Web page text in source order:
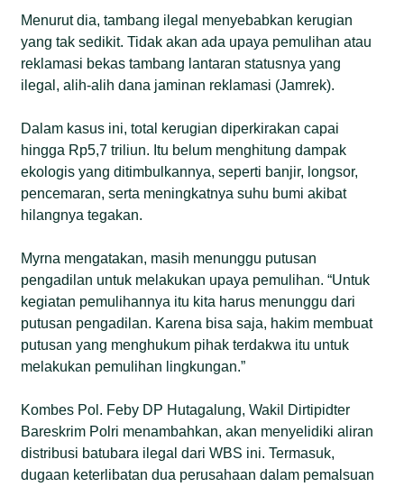
Menurut dia, tambang ilegal menyebabkan kerugian
yang tak sedikit. Tidak akan ada upaya pemulihan atau
reklamasi bekas tambang lantaran statusnya yang
ilegal, alih-alih dana jaminan reklamasi (Jamrek).
Dalam kasus ini, total kerugian diperkirakan capai
hingga Rp5,7 triliun. Itu belum menghitung dampak
ekologis yang ditimbulkannya, seperti banjir, longsor,
pencemaran, serta meningkatnya suhu bumi akibat
hilangnya tegakan.
Myrna mengatakan, masih menunggu putusan
pengadilan untuk melakukan upaya pemulihan. “Untuk
kegiatan pemulihannya itu kita harus menunggu dari
putusan pengadilan. Karena bisa saja, hakim membuat
putusan yang menghukum pihak terdakwa itu untuk
melakukan pemulihan lingkungan.”
Kombes Pol. Feby DP Hutagalung, Wakil Dirtipidter
Bareskrim Polri menambahkan, akan menyelidiki aliran
distribusi batubara ilegal dari WBS ini. Termasuk,
dugaan keterlibatan dua perusahaan dalam pemalsuan